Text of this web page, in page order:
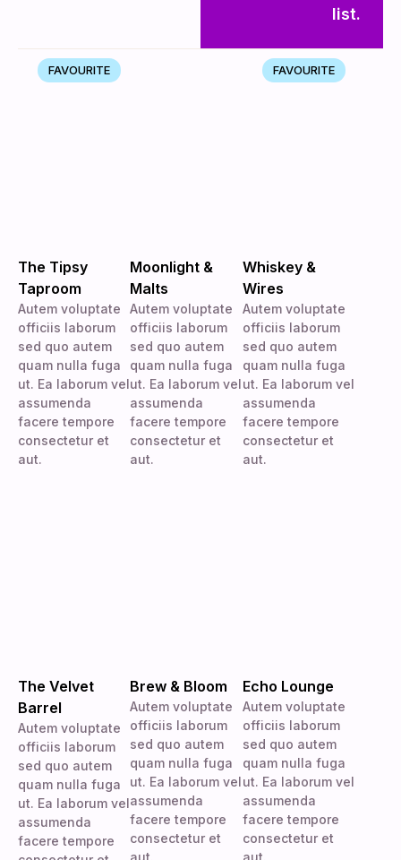
list.
FAVOURITE
The Tipsy
Taproom
Autem voluptate
officiis laborum
sed quo autem
quam nulla fuga
ut. Ea laborum vel
assumenda
facere tempore
consectetur et
aut.
Moonlight &
Malts
Autem voluptate
officiis laborum
sed quo autem
quam nulla fuga
ut. Ea laborum vel
assumenda
facere tempore
consectetur et
aut.
FAVOURITE
Whiskey &
Wires
Autem voluptate
officiis laborum
sed quo autem
quam nulla fuga
ut. Ea laborum vel
assumenda
facere tempore
consectetur et
aut.
The Velvet
Barrel
Autem voluptate
officiis laborum
sed quo autem
quam nulla fuga
ut. Ea laborum vel
assumenda
facere tempore
Brew & Bloom
Autem voluptate
officiis laborum
sed quo autem
quam nulla fuga
ut. Ea laborum vel
assumenda
facere tempore
consectetur et
aut.
Echo Lounge
Autem voluptate
officiis laborum
sed quo autem
quam nulla fuga
ut. Ea laborum vel
assumenda
facere tempore
consectetur et
aut.